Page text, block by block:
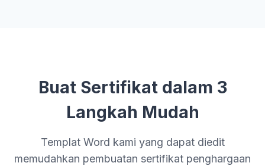
Buat Sertifikat dalam 3
Langkah Mudah
Templat Word kami yang dapat diedit
memudahkan pembuatan sertifikat penghargaan